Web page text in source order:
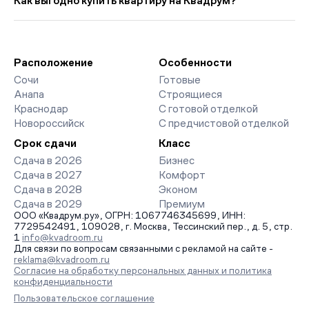
страницах ЖК доступны отзывы жильцов о качестве
строительства, интерактивный генплан корпусов, сроки
организует просмотр и поможет одобрить ипотеку по
минимальной ставке. Чтобы зафиксировать цену, оставьте
заявку на обратный звонок.
Расположение
Сочи
Анапа
Краснодар
Новороссийск
Особенности
Готовые
Строящиеся
С готовой отделкой
С предчистовой отделкой
Срок сдачи
Сдача в 2026
Сдача в 2027
Сдача в 2028
Сдача в 2029
Класс
Бизнес
Комфорт
Эконом
Премиум
ООО «Квадрум.ру», ОГРН: 1067746345699, ИНН:
7729542491, 109028, г. Москва, Тессинский пер., д. 5, стр.
1 info@kvadroom.ru
Для связи по вопросам связанными с рекламой на сайте -
reklama@kvadroom.ru
Согласие на обработку персональных данных и политика
конфиденциальности
Пользовательское соглашение